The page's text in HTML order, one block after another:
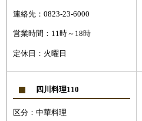
連絡先：0823-23-6000
営業時間：11時～18時
定休日：火曜日
四川料理110
区分：中華料理